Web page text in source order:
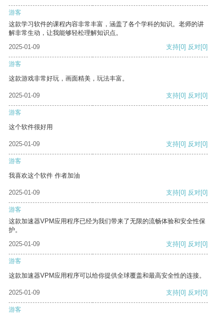
游客
这款学习软件的课程内容非常丰富，涵盖了各个学科的知识。老师的讲
解非常生动，让我能够轻松理解知识点。
2025-01-09
支持[0] 反对[0]
游客
这款游戏非常好玩，画面精美，玩法丰富。
2025-01-09 支持[0] 反对[0]
游客
这个软件很好用
2025-01-09 支持[0] 反对[0]
游客
我喜欢这个软件 作者加油
2025-01-09 支持[0] 反对[0]
游客
这款加速器VPM应用程序已经为我们带来了无限的流畅体验和安全性保
护。
2025-01-09
支持[0] 反对[0]
游客
这款加速器VPM应用程序可以给你提供全球覆盖和最高安全性的连接。
2025-01-09 支持[0] 反对[0]
游客